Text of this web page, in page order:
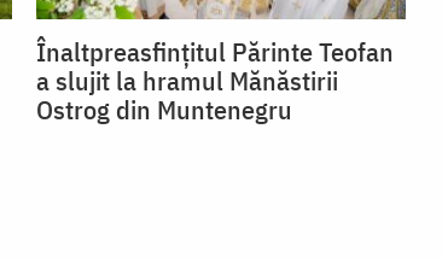
Înaltpreasfințitul Părinte Teofan
a slujit la hramul Mănăstirii
Ostrog din Muntenegru